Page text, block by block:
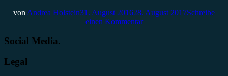
von Andrea Holstein31. August 201628. August 2017Schreibe
einen Kommentar
Social Media.
Legal